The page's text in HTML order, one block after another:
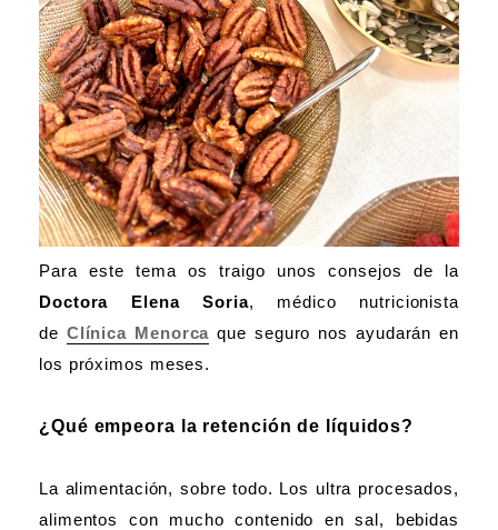
Para este tema os traigo unos consejos de la
Doctora Elena Soria, médico nutricionista
de Clínica Menorca que seguro nos ayudarán en
los próximos meses.
¿Qué empeora la retención de líquidos?
La alimentación, sobre todo. Los ultra procesados,
alimentos con mucho contenido en sal, bebidas